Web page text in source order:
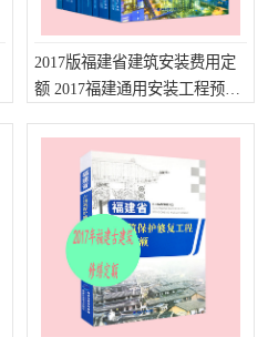
2017版福建省建筑安装费用定
额 2017福建通用安装工程预算
计价定额
安徽省建设工程预算定额
广东省建设工程预算定额
年考军校教材资料
山西省建设工程预算定额
公路工程预算定额
新疆建设工程预算定额